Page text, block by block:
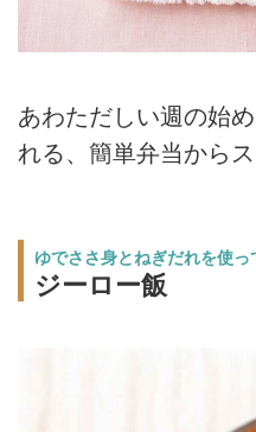
あわただしい週の始
れる、簡単弁当からス
ゆでささ身とねぎだれを使っ
ジーロー飯